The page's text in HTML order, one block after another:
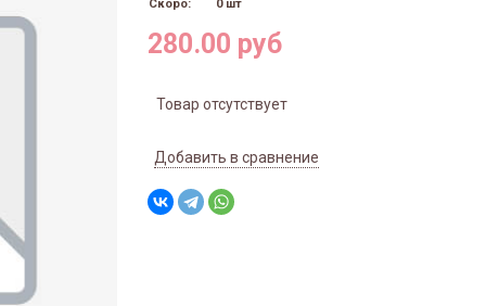
Скоро: 0 шт
280.00 руб
Товар отсутствует
Добавить в сравнение